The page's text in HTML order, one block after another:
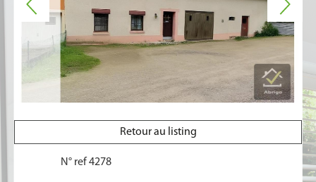
Retour au listing
N° ref 4278